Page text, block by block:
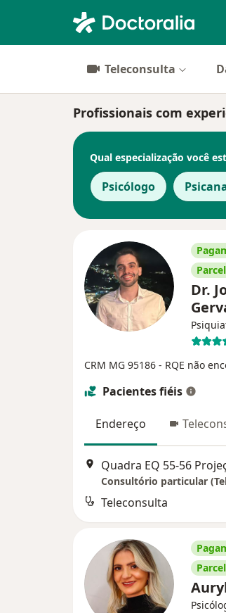
Teleconsulta
Profissionais com
Qual especialização você
Psicólogo
Dr.
CRM MG 95186 - RQE não
Pacientes fiéis
Endereço
Quadra EQ 55-56
Consultório particular
Teleconsulta